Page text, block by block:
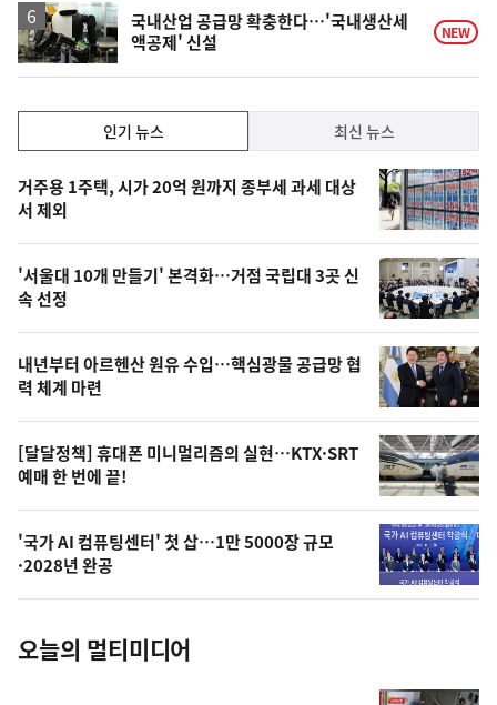
국내산업 공급망 확충한다…'국내생산세
액공제' 신설
NEW
기,
최
신,
오
늘
의
영
상
오
늘
의
사
진
인기 뉴스 최신 뉴스
기
뉴
스
거주용 1주택, 시가 20억 원까지 종부세 과세 대상
서 제외
'서울대 10개 만들기' 본격화…거점 국립대 3곳 신
속 선정
내년부터 아르헨산 원유 수입…핵심광물 공급망 협
력 체계 마련
[달달정책] 휴대폰 미니멀리즘의 실현…KTX·SRT
예매 한 번에 끝!
'국가 AI 컴퓨팅센터' 첫 삽…1만 5000장 규모
·2028년 완공
오늘의 멀티미디어